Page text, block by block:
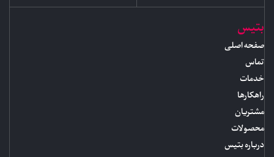
بتیس
صفحه اصلی
تماس
خدمات
راهکارها
مشتریان
محصولات
درباره بتیس